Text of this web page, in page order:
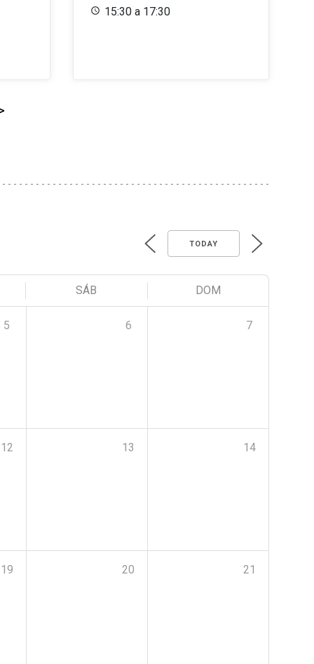
15:30 a 17:30
TODAY
SÁB DOM
5 6 7
12 13 14
19 20 21